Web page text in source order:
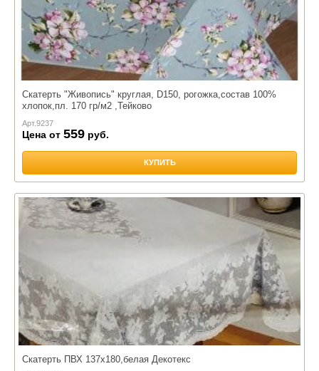
Скатерть "Живопись" круглая, D150, рогожка,состав 100%
хлопок,пл. 170 гр/м2 ,Тейково
Арт.9237
Цена от 559 руб.
КУПИТЬ
Скатерть ПВХ 137х180,белая Декотекс